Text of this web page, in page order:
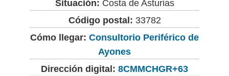
Situación: Costa de Asturias
Código postal: 33782
Cómo llegar: Consultorio Periférico de
Ayones
Dirección digital: 8CMMCHGR+63